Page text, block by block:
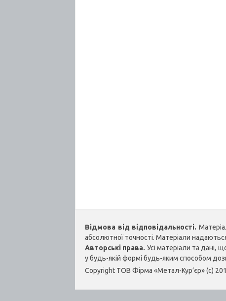
Відмова від відповідальності.
абсолютної точності. Матеріали надаються
Авторські права. Усі матеріали та дані,
у будь-якій формі будь-яким способом
Copyright ТОВ Фірма «Метал-Кур’єр» (c)